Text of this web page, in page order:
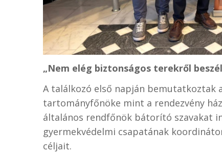
„Nem elég biztonságos terekről
A találkozó első napján bemutatkoztak
tartományfőnöke mint a rendezvény
általános rendfőnök bátorító szavakat
gyermekvédelmi csapatának
céljait.